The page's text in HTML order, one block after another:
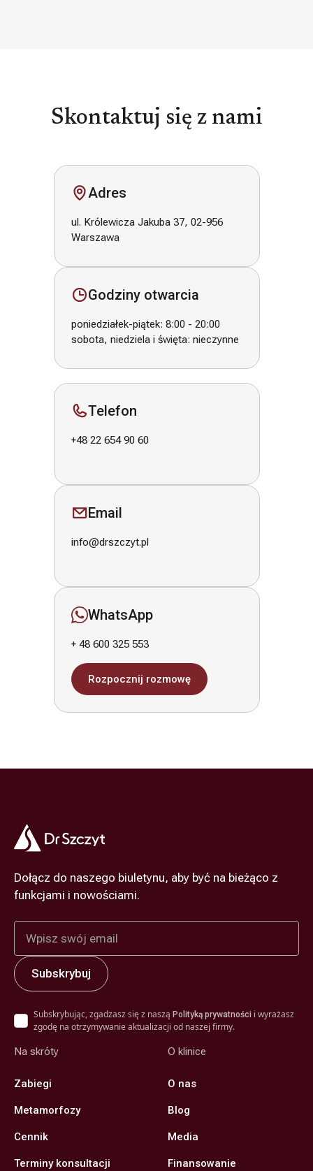
Skontaktuj się z nami
Adres
ul. Królewicza Jakuba 37, 02-956
Warszawa
Godziny otwarcia
poniedziałek-piątek: 8:00 - 20:00
sobota, niedziela i święta: nieczynne
Telefon
+48 22 654 90 60
WhatsApp
+ 48 600 325 553
Rozpocznij rozmowę
Email
info@drszczyt.pl
Dołącz do naszego biuletynu, aby być na bieżąco z
funkcjami i nowościami.
Subskrybując, zgadzasz się z naszą Polityką prywatności i wyrażasz
zgodę na otrzymywanie aktualizacji od naszej firmy.
Na skróty
Zabiegi
Metamorfozy
Cennik
Terminy konsultacji
O klinice
O nas
Blog
Media
Finansowanie